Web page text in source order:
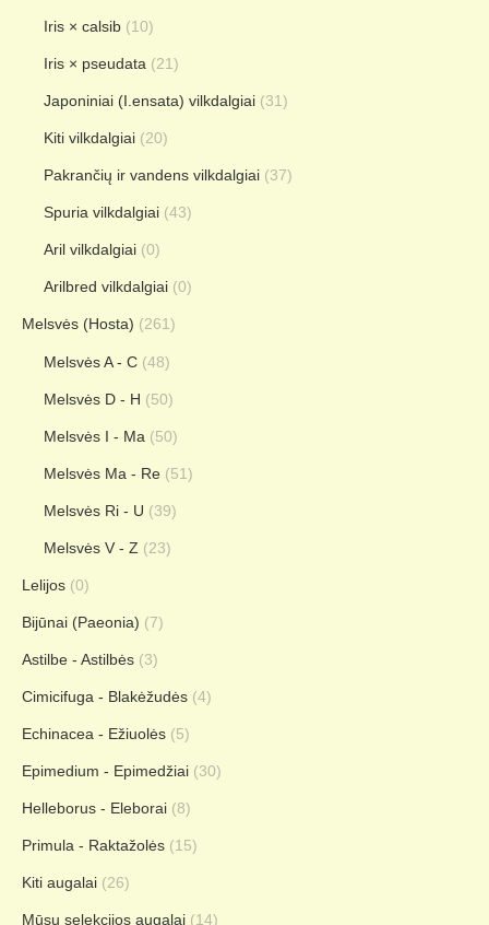
Iris × calsib (10)
Iris × pseudata (21)
Japoniniai (I.ensata) vilkdalgiai (31)
Kiti vilkdalgiai (20)
Pakrančių ir vandens vilkdalgiai (37)
Spuria vilkdalgiai (43)
Aril vilkdalgiai (0)
Arilbred vilkdalgiai (0)
Melsvės (Hosta) (261)
Melsvės A - C (48)
Melsvės D - H (50)
Melsvės I - Ma (50)
Melsvės Ma - Re (51)
Melsvės Ri - U (39)
Melsvės V - Z (23)
Lelijos (0)
Bijūnai (Paeonia) (7)
Astilbe - Astilbės (3)
Cimicifuga - Blakėžudės (4)
Echinacea - Ežiuolės (5)
Epimedium - Epimedžiai (30)
Helleborus - Eleborai (8)
Primula - Raktažolės (15)
Kiti augalai (26)
Mūsų selekcijos augalai (14)